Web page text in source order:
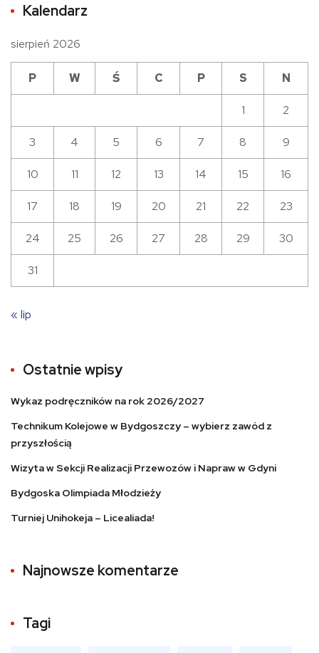
Kalendarz
sierpień 2026
P W Ś C P S N
1 2
3 4 5 6 7 8 9
10 11 12 13 14 15 16
17 18 19 20 21 22 23
24 25 26 27 28 29 30
31
« lip
Ostatnie wpisy
Wykaz podręczników na rok 2026/2027
Technikum Kolejowe w Bydgoszczy – wybierz zawód z
przyszłością
Wizyta w Sekcji Realizacji Przewozów i Napraw w Gdyni
Bydgoska Olimpiada Młodzieży
Turniej Unihokeja – Licealiada!
Najnowsze komentarze
Tagi